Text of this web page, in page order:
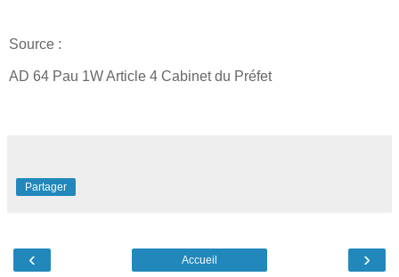
Source :
AD 64 Pau 1W Article 4 Cabinet du Préfet
Partager
‹ ›
Accueil